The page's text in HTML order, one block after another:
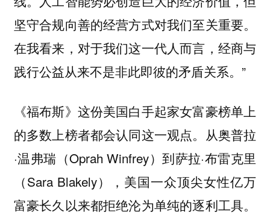
坚守合规向善的经营方式对我们至关重要。
在我看来，对于我们这一代人而言，经商与
践行公益从来不是非此即彼的矛盾关系。”
《福布斯》这份美国白手起家女富豪榜单上
的多数上榜者都会认同这一观点。从奥普拉
·温弗瑞（Oprah Winfrey）到萨拉·布雷克里
（Sara Blakely），美国一众顶尖女性亿万
富豪长久以来都拒绝沦为单纯的逐利工具。